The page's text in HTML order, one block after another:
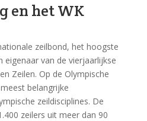
en het WK
zeilbond, het hoogste
eigenaar van de vierjaarlijkse
Zeilen. Op de Olympische
belangrijke
zeildisciplines. De
zeilers uit meer dan 90